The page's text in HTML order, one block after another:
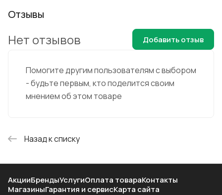
Отзывы
Помогите другим пользователям с выбором
- будьте первым, кто поделится своим
мнением об этом товаре
Нет отзывов Добавить отзыв
Назад к списку
АкцииБрендыУслугиОплата товараКонтакты
МагазиныГарантия и сервисКарта сайта